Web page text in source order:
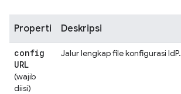
Properti Deskripsi
config
URL
(wajib
diisi)
Jalur lengkap file konfigurasi IdP.